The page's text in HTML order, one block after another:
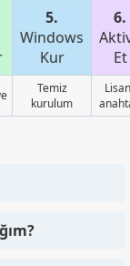
5.
Windows
Kur
6.
Et
Temiz
kurulum